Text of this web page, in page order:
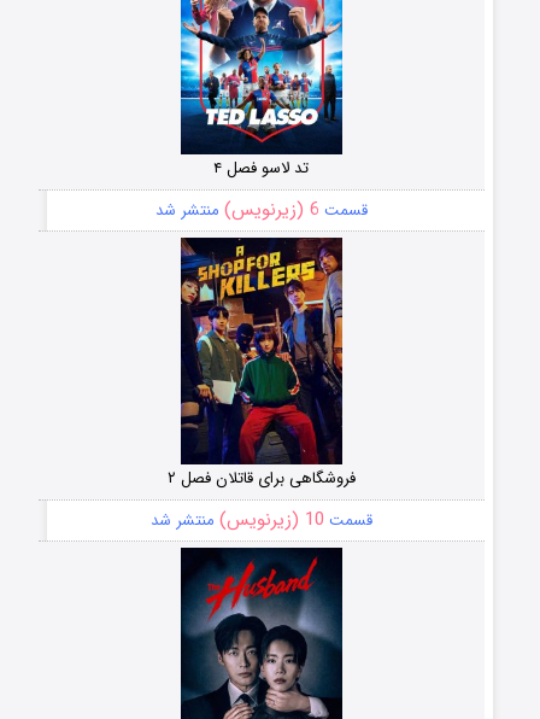
تد لاسو فصل ۴
قسمت 6 (زیرنویس) منتشر شد
فروشگاهی برای قاتلان فصل ۲
قسمت 10 (زیرنویس) منتشر شد